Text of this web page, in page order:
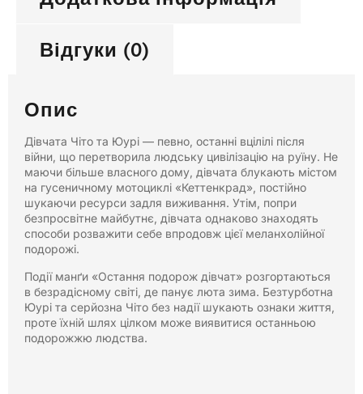
Відгуки (0)
Опис
Дівчата Чіто та Юурі — певно, останні вцілілі після
війни, що перетворила людську цивілізацію на руїну. Не
маючи більше власного дому, дівчата блукають містом
на гусеничному мотоциклі «Кеттенкрад», постійно
шукаючи ресурси задля виживання. Утім, попри
безпросвітне майбутнє, дівчата однаково знаходять
способи розважити себе впродовж цієї меланхолійної
подорожі.
Події манґи «Остання подорож дівчат» розгортаються
в безрадісному світі, де панує люта зима. Безтурботна
Юурі та серйозна Чіто без надії шукають ознаки життя,
проте їхній шлях цілком може виявитися останньою
подорожжю людства.